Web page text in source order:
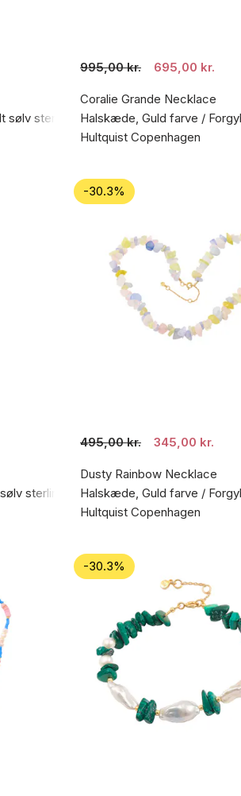
sølv sterling 925
995,00 kr. 695,00 kr.
Coralie Grande Necklace
Halskæde, Guld farve /
Hultquist Copenhagen
sterling 925
-30.3%
495,00 kr. 345,00 kr.
Dusty Rainbow Necklace
Halskæde, Guld farve /
Hultquist Copenhagen
-30.3%